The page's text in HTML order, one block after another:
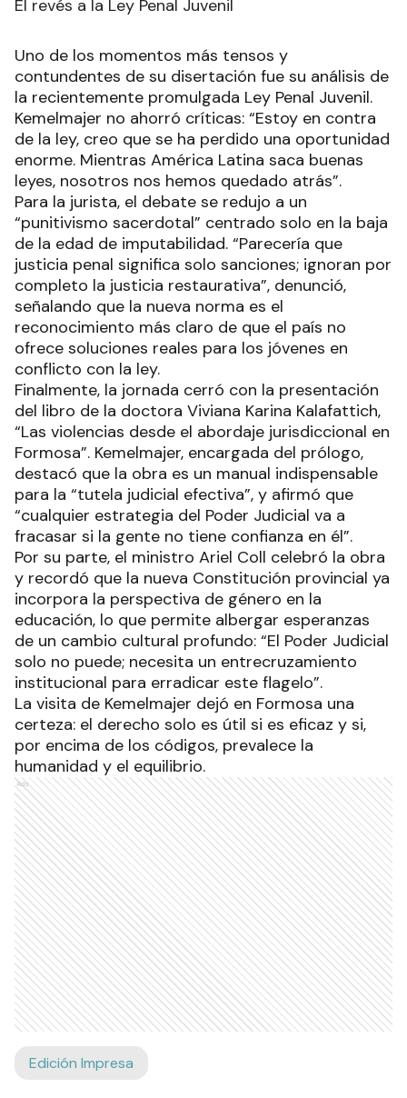
El revés a la Ley Penal Juvenil
Uno de los momentos más tensos y
contundentes de su disertación fue su análisis de
la recientemente promulgada Ley Penal Juvenil.
Kemelmajer no ahorró críticas: “Estoy en contra
de la ley, creo que se ha perdido una oportunidad
enorme. Mientras América Latina saca buenas
leyes, nosotros nos hemos quedado atrás”.
Para la jurista, el debate se redujo a un
“punitivismo sacerdotal” centrado solo en la baja
de la edad de imputabilidad. “Parecería que
justicia penal significa solo sanciones; ignoran por
completo la justicia restaurativa”, denunció,
señalando que la nueva norma es el
reconocimiento más claro de que el país no
ofrece soluciones reales para los jóvenes en
conflicto con la ley.
Finalmente, la jornada cerró con la presentación
del libro de la doctora Viviana Karina Kalafattich,
“Las violencias desde el abordaje jurisdiccional en
Formosa”. Kemelmajer, encargada del prólogo,
destacó que la obra es un manual indispensable
para la “tutela judicial efectiva”, y afirmó que
“cualquier estrategia del Poder Judicial va a
fracasar si la gente no tiene confianza en él”.
Por su parte, el ministro Ariel Coll celebró la obra
y recordó que la nueva Constitución provincial ya
incorpora la perspectiva de género en la
educación, lo que permite albergar esperanzas
de un cambio cultural profundo: “El Poder Judicial
solo no puede; necesita un entrecruzamiento
institucional para erradicar este flagelo”.
La visita de Kemelmajer dejó en Formosa una
certeza: el derecho solo es útil si es eficaz y si,
por encima de los códigos, prevalece la
humanidad y el equilibrio.
Ads
Edición Impresa